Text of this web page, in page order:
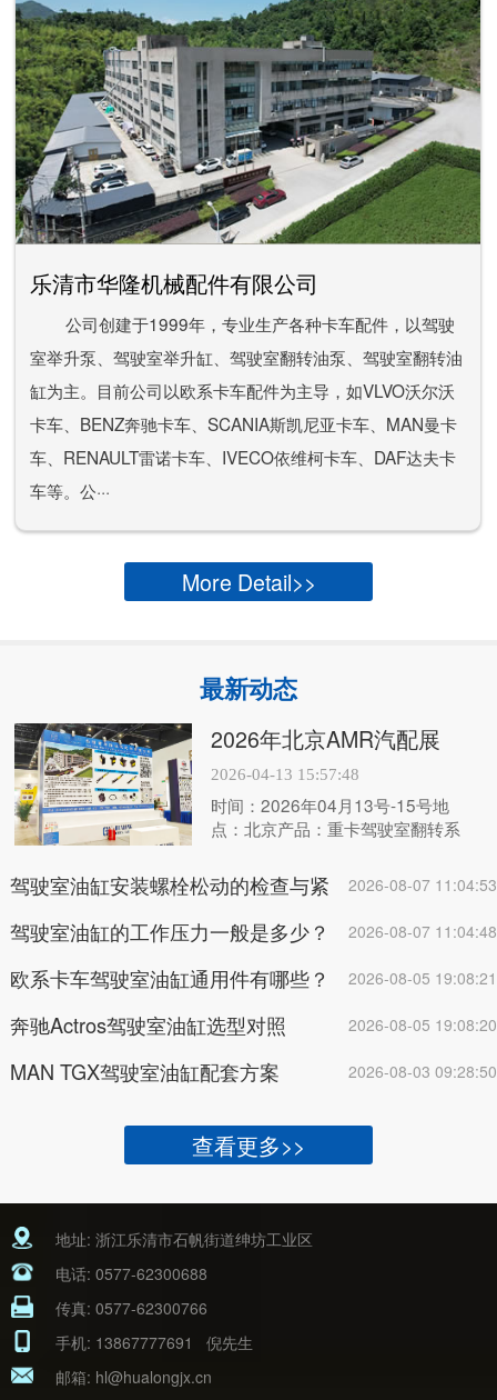
乐清市华隆机械配件有限公司
公司创建于1999年，专业生产各种卡车配件，以驾驶
室举升泵、驾驶室举升缸、驾驶室翻转油泵、驾驶室翻转油
缸为主。目前公司以欧系卡车配件为主导，如VLVO沃尔沃
卡车、BENZ奔驰卡车、SCANIA斯凯尼亚卡车、MAN曼卡
车、RENAULT雷诺卡车、IVECO依维柯卡车、DAF达夫卡
车等。公···
More Detail>>
最新动态
2026年北京AMR汽配展
2026-04-13 15:57:48
时间：2026年04月13号-15号地
点：北京产品：重卡驾驶室翻转系
液压锁
2026-08-07 11:04:53
驾驶室油缸安装螺栓松动的检查与紧
固
2026-08-07 11:04:48
驾驶室油缸的工作压力一般是多少？
2026-08-05 19:08:21
欧系卡车驾驶室油缸通用件有哪些？
2026-08-05 19:08:20
奔驰Actros驾驶室油缸选型对照
2026-08-03 09:28:50
MAN TGX驾驶室油缸配套方案
查看更多>>
地址: 浙江乐清市石帆街道绅坊工业区
电话: 0577-62300688
传真: 0577-62300766
手机: 13867777691
倪先生
邮箱: hl@hualongjx.cn